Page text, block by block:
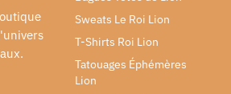
Sweats Le Roi Lion
T-Shirts Roi Lion
Tatouages Éphémères
Lion